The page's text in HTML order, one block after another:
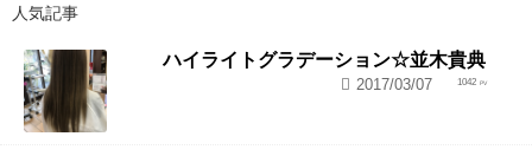
人気記事
ハイライトグラデーション☆並木貴典
1042
2017/03/07